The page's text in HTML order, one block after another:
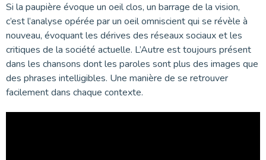
Si la paupière évoque un oeil clos, un barrage de la vision,
c’est l’analyse opérée par un oeil omniscient qui se révèle à
nouveau, évoquant les dérives des réseaux sociaux et les
critiques de la société actuelle. L’Autre est toujours présent
dans les chansons dont les paroles sont plus des images que
des phrases intelligibles. Une manière de se retrouver
facilement dans chaque contexte.